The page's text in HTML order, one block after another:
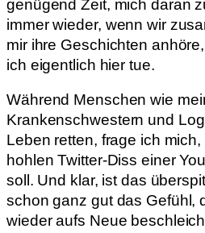
genügend Zeit, mich daran
immer wieder, wenn wir
mir ihre Geschichten
ich eigentlich hier tue.
Während Menschen wie
Krankenschwestern und
Leben retten, frage ich
hohlen Twitter-Diss einer
soll. Und klar, ist das
schon ganz gut das Gefühl,
wieder aufs Neue